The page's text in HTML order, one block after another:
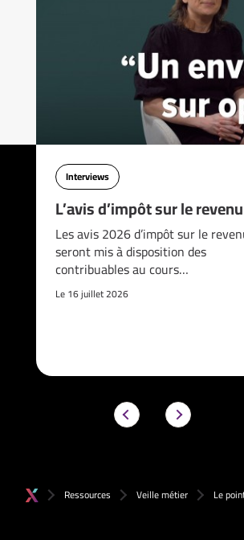
Interviews
L’avis d’impôt sur le revenu
Les avis 2026 d’impôt sur le
seront mis à disposition des
contribuables au cours…
Le 16 juillet 2026
Ressources Veille métier Le